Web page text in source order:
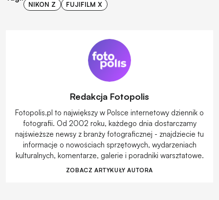
NIKON Z
FUJIFILM X
Redakcja Fotopolis
Fotopolis.pl to największy w Polsce internetowy dziennik o
fotografii. Od 2002 roku, każdego dnia dostarczamy
najświeższe newsy z branży fotograficznej - znajdziecie tu
informacje o nowościach sprzętowych, wydarzeniach
kulturalnych, komentarze, galerie i poradniki warsztatowe.
ZOBACZ ARTYKUŁY AUTORA